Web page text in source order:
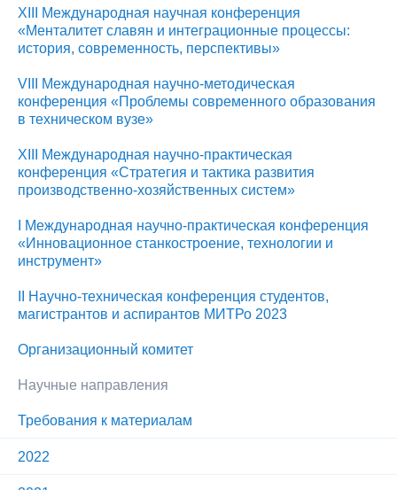
XIII Международная научная конференция
«Менталитет славян и интеграционные процессы:
история, современность, перспективы»
VIII Международная научно-методическая
конференция «Проблемы современного образования
в техническом вузе»
ХIII Международная научно-практическая
конференция «Стратегия и тактика развития
производственно-хозяйственных систем»
I Международная научно-практическая конференция
«Инновационное станкостроение, технологии и
инструмент»
II Научно-техническая конференция студентов,
магистрантов и аспирантов МИТРо 2023
Организационный комитет
Научные направления
Требования к материалам
2022